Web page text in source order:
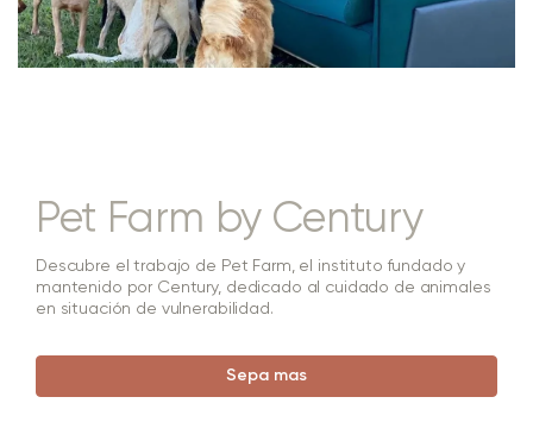
Pet Farm by Century
Descubre el trabajo de Pet Farm, el instituto fundado y
mantenido por Century, dedicado al cuidado de animales
en situación de vulnerabilidad.
Sepa mas